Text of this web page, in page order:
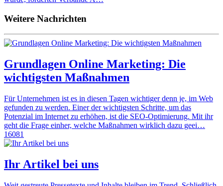
Weitere Nachrichten
Grundlagen Online Marketing: Die
wichtigsten Maßnahmen
Für Unternehmen ist es in diesen Tagen wichtiger denn je, im Web
gefunden zu werden. Einer der wichtigsten Schritte, um das
Potenzial im Internet zu erhöhen, ist die SEO-Optimierung. Mit ihr
geht die Frage einher, welche Maßnahmen wirklich dazu geei…
16081
Ihr Artikel bei uns